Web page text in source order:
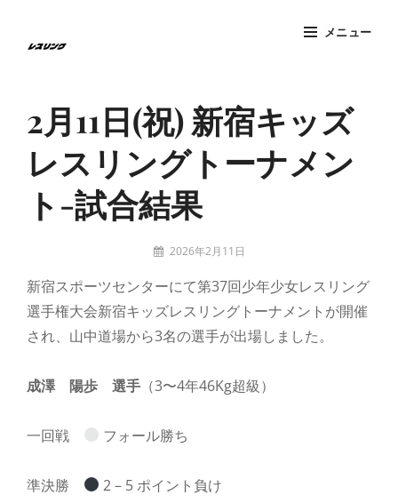
メニュー
2月11日(祝) 新宿キッズ
レスリングトーナメン
ト-試合結果
投
者:
2026年2月11日
新宿スポーツセンターにて第37回少年少女レスリング
選手権大会新宿キッズレスリングトーナメントが開催
され、山中道場から3名の選手が出場しました。
成澤 陽歩 選手 （3〜4年46Kg超級）
一回戦 フォール勝ち
準決勝 2 – 5 ポイント負け